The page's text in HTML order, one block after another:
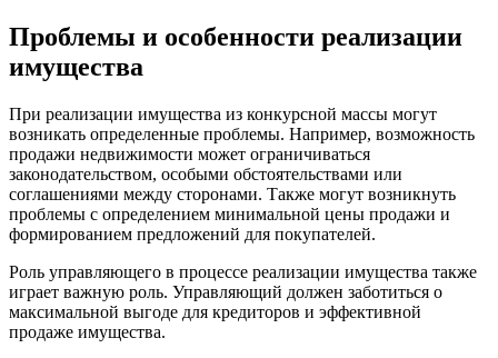
Проблемы и особенности реализации
имущества
При реализации имущества из конкурсной массы могут
возникать определенные проблемы. Например, возможность
продажи недвижимости может ограничиваться
законодательством, особыми обстоятельствами или
соглашениями между сторонами. Также могут возникнуть
проблемы с определением минимальной цены продажи и
формированием предложений для покупателей.
Роль управляющего в процессе реализации имущества также
играет важную роль. Управляющий должен заботиться о
максимальной выгоде для кредиторов и эффективной
продаже имущества.